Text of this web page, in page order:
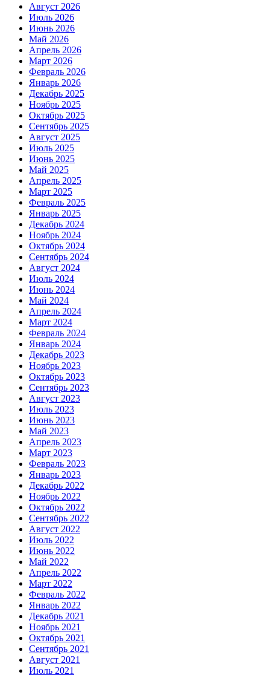
Август 2026
Июль 2026
Июнь 2026
Май 2026
Апрель 2026
Март 2026
Февраль 2026
Январь 2026
Декабрь 2025
Ноябрь 2025
Октябрь 2025
Сентябрь 2025
Август 2025
Июль 2025
Июнь 2025
Май 2025
Апрель 2025
Март 2025
Февраль 2025
Январь 2025
Декабрь 2024
Ноябрь 2024
Октябрь 2024
Сентябрь 2024
Август 2024
Июль 2024
Июнь 2024
Май 2024
Апрель 2024
Март 2024
Февраль 2024
Январь 2024
Декабрь 2023
Ноябрь 2023
Октябрь 2023
Сентябрь 2023
Август 2023
Июль 2023
Июнь 2023
Май 2023
Апрель 2023
Март 2023
Февраль 2023
Январь 2023
Декабрь 2022
Ноябрь 2022
Октябрь 2022
Сентябрь 2022
Август 2022
Июль 2022
Июнь 2022
Май 2022
Апрель 2022
Март 2022
Февраль 2022
Январь 2022
Декабрь 2021
Ноябрь 2021
Октябрь 2021
Сентябрь 2021
Август 2021
Июль 2021